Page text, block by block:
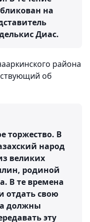
на
Диас.
района
об
торжество. В
народ
великих
родиной
В те времена
отдать свою
должны
эту